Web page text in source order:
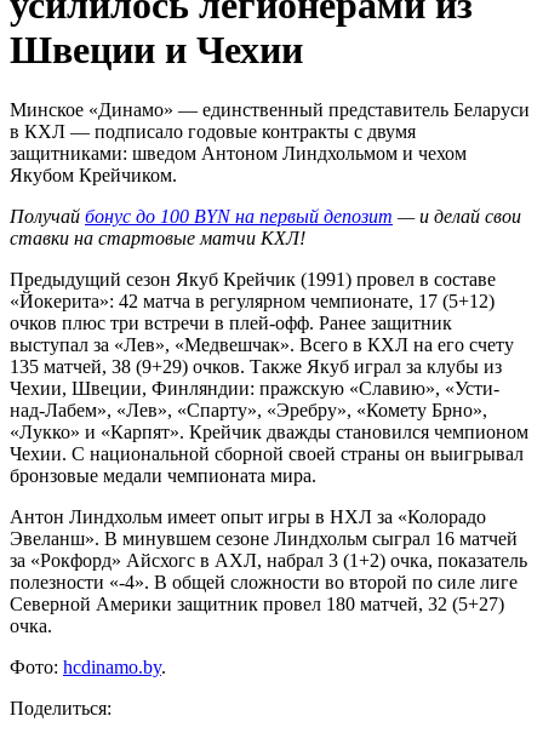
Швеции и Чехии
Минское «Динамо» — единственный представитель Беларуси
в КХЛ — подписало годовые контракты с двумя
защитниками: шведом Антоном Линдхольмом и чехом
Якубом Крейчиком.
Получай бонус до 100 BYN на первый депозит — и делай свои
ставки на стартовые матчи КХЛ!
Предыдущий сезон Якуб Крейчик (1991) провел в составе
«Йокерита»: 42 матча в регулярном чемпионате, 17 (5+12)
очков плюс три встречи в плей-офф. Ранее защитник
выступал за «Лев», «Медвешчак». Всего в КХЛ на его счету
135 матчей, 38 (9+29) очков. Также Якуб играл за клубы из
Чехии, Швеции, Финляндии: пражскую «Славию», «Усти-
над-Лабем», «Лев», «Спарту», «Эребру», «Комету Брно»,
«Лукко» и «Карпят». Крейчик дважды становился чемпионом
Чехии. С национальной сборной своей страны он выигрывал
бронзовые медали чемпионата мира.
Антон Линдхольм имеет опыт игры в НХЛ за «Колорадо
Эвеланш». В минувшем сезоне Линдхольм сыграл 16 матчей
за «Рокфорд» Айсхогс в АХЛ, набрал 3 (1+2) очка, показатель
полезности «-4». В общей сложности во второй по силе лиге
Северной Америки защитник провел 180 матчей, 32 (5+27)
очка.
Фото: hcdinamo.by.
Поделиться: